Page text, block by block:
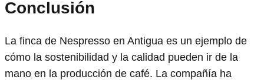
Conclusión
La finca de Nespresso en Antigua es un ejemplo de
cómo la sostenibilidad y la calidad pueden ir de la
mano en la producción de café. La compañía ha